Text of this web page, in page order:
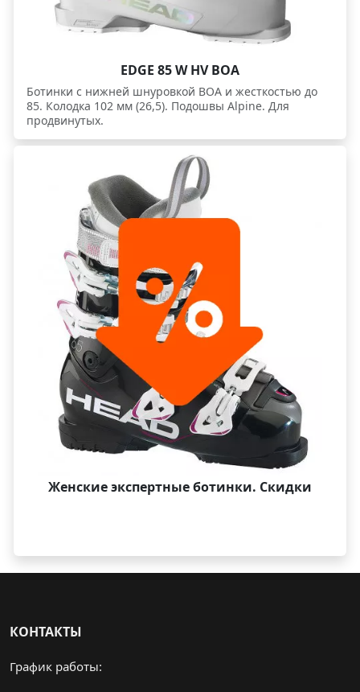
EDGE 85 W HV BOA
Ботинки c нижней шнуровкой BOA и жесткостью до
85. Колодка 102 мм (26,5). Подошвы Alpine. Для
продвинутых.
Женские экспертные ботинки. Скидки
КОНТАКТЫ
График работы: